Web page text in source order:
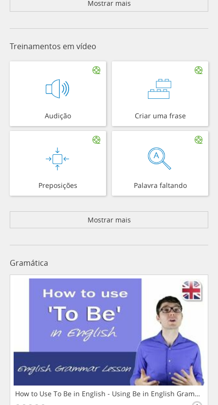
Mostrar mais
Treinamentos em vídeo
Audição Criar uma frase
Preposições Palavra faltando
Mostrar mais
Gramática
How to Use To Be in English - Using Be in English Grammar